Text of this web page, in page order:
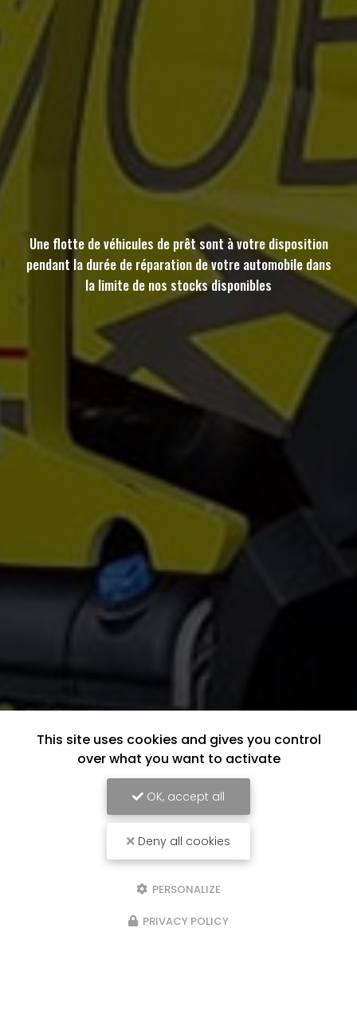
Une flotte de véhicules de prêt sont à votre disposition
pendant la durée de réparation de votre automobile dans
la limite de nos stocks disponibles
This site uses cookies and gives you control
over what you want to activate
OK, accept all
Deny all cookies
PERSONALIZE
PRIVACY POLICY